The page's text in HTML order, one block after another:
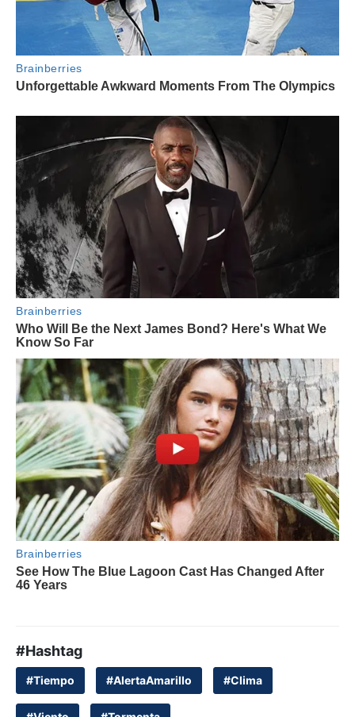
#Hashtag
#Tiempo #AlertaAmarillo #Clima